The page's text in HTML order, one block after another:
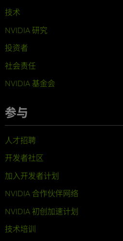
技术
NVIDIA 研究
投资者
社会责任
NVIDIA 基金会
参与
人才招聘
开发者社区
加入开发者计划
NVIDIA 合作伙伴网络
NVIDIA 初创加速计划
技术培训